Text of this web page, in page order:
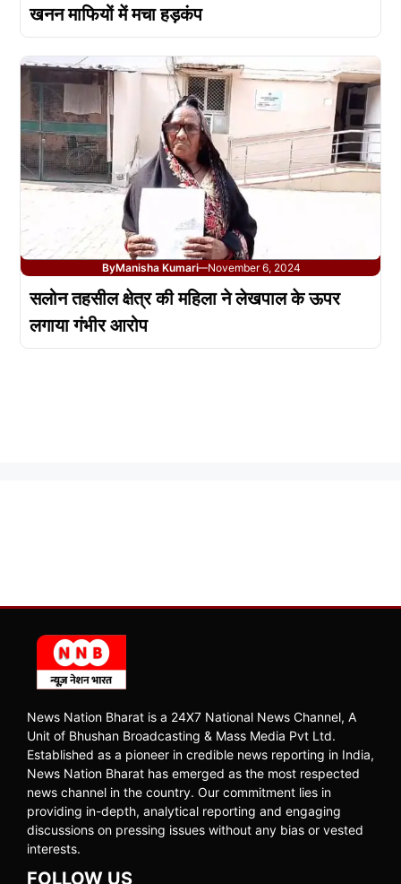
खनन माफियों में मचा हड़कंप
ByManisha Kumari—November 6, 2024
सलोन तहसील क्षेत्र की महिला ने लेखपाल के ऊपर
लगाया गंभीर आरोप
News Nation Bharat is a 24X7 National News Channel, A
Unit of Bhushan Broadcasting & Mass Media Pvt Ltd.
Established as a pioneer in credible news reporting in India,
News Nation Bharat has emerged as the most respected
news channel in the country. Our commitment lies in
providing in-depth, analytical reporting and engaging
discussions on pressing issues without any bias or vested
interests.
FOLLOW US